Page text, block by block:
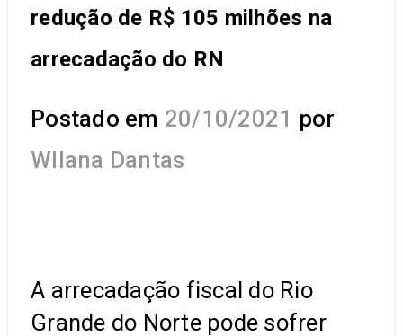
redução de R$ 105 milhões na
arrecadação do RN
Postado em 20/10/2021 por
Wllana Dantas
A arrecadação fiscal do Rio
Grande do Norte pode sofrer